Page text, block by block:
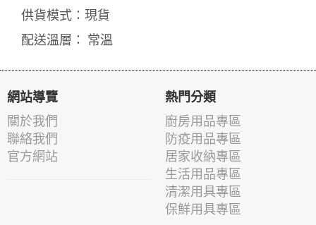
供貨模式：現貨
配送溫層： 常溫
網站導覽
關於我們
聯絡我們
官方網站
熱門分類
廚房用品專區
防疫用品專區
居家收納專區
生活用品專區
清潔用具專區
保鮮用具專區